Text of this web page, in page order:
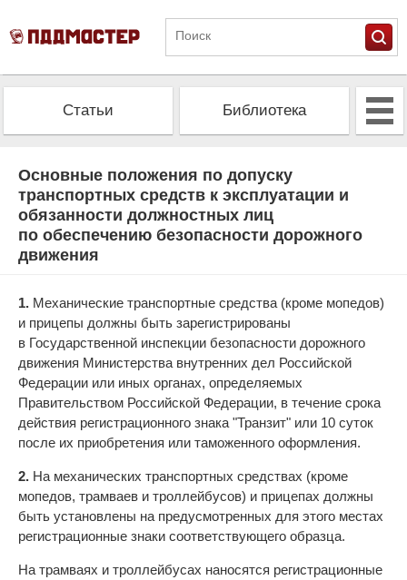
Статьи Библиотека
Проверить штрафы Калькулятор ОСАГО
Основные положения по допуску
транспортных средств к эксплуатации и
обязанности должностных лиц
по обеспечению безопасности дорожного
движения
1. Механические транспортные средства (кроме мопедов)
и прицепы должны быть зарегистрированы
в Государственной инспекции безопасности дорожного
движения Министерства внутренних дел Российской
Федерации или иных органах, определяемых
Правительством Российской Федерации, в течение срока
действия регистрационного знака "Транзит" или 10 суток
после их приобретения или таможенного оформления.
2. На механических транспортных средствах (кроме
мопедов, трамваев и троллейбусов) и прицепах должны
быть установлены на предусмотренных для этого местах
регистрационные знаки соответствующего образца.
На трамваях и троллейбусах наносятся регистрационные